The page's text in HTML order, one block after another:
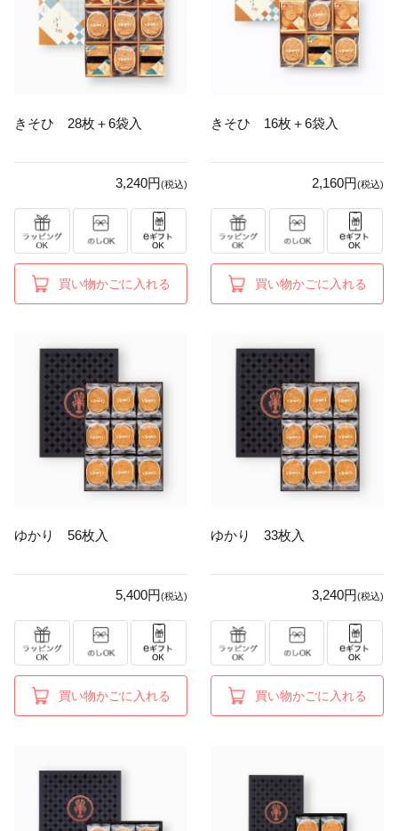
きそひ 28枚＋6袋入
3,240円(税込)
買い物かごに入れる
きそひ 16枚＋6袋入
2,160円(税込)
買い物かごに入れる
ゆかり 56枚入
5,400円(税込)
買い物かごに入れる
ゆかり 33枚入
3,240円(税込)
買い物かごに入れる